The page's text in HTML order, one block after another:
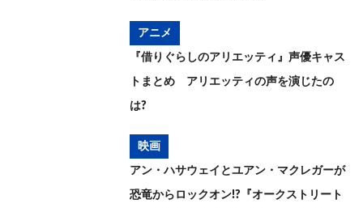
アニメ
『借りぐらしのアリエッティ』声優キャス
トまとめ アリエッティの声を演じたの
は?
映画
アン・ハサウェイとユアン・マクレガーが
恐竜からロックオン!?『オークストリート